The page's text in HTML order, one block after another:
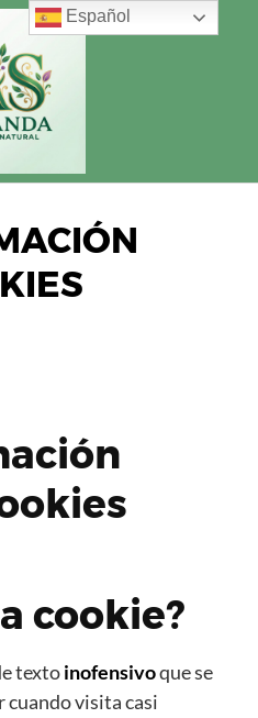
cookie?
textoinofensivoque se
cuando visita casi
Español